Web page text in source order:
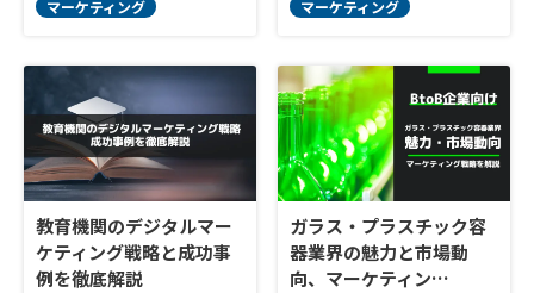
マーケティング マーケティング
教育機関のデジタルマー
ケティング戦略と成功事
例を徹底解説
ガラス・プラスチック容
器業界の魅力と市場動
向、マーケティン…